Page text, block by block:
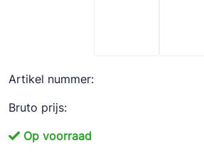
Artikel nummer:
Bruto prijs:
Op voorraad